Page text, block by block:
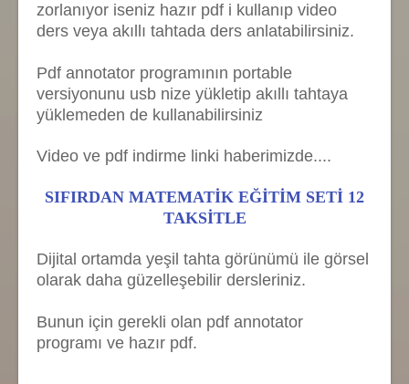
zorlanıyor iseniz hazır pdf i kullanıp video
ders veya akıllı tahtada ders anlatabilirsiniz.
Pdf annotator programının portable
versiyonunu usb nize yükletip akıllı tahtaya
yüklemeden de kullanabilirsiniz
Video ve pdf indirme linki haberimizde....
SIFIRDAN MATEMATİK EĞİTİM SETİ 12
TAKSİTLE
Dijital ortamda yeşil tahta görünümü ile görsel
olarak daha güzelleşebilir dersleriniz.
Bunun için gerekli olan pdf annotator
programı ve hazır pdf.